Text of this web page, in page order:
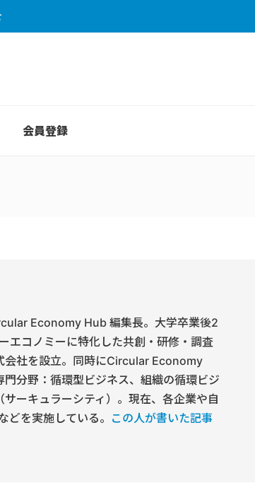
会員登録
Economy Hub 編集長。大学卒業後2
エコノミーに特化した共創・研修・調査
会社を設立。同時にCircular Economy
分野：循環型ビジネス、組織の循環ビジ
ーキュラーシティ）。現在、各企業や自
を実施している。 この人が書いた記事